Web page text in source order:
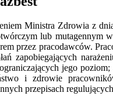
Ministra Zdrowia z
lub
przez pracodawców.
zapobiegających
jego
i zdrowie
przepisach